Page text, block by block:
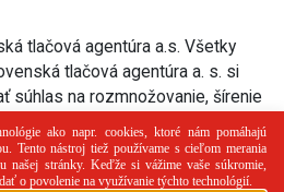
tlačová agentúra a.s. Všetky
tlačová agentúra a. s. si
súhlas na rozmnožovanie, šírenie